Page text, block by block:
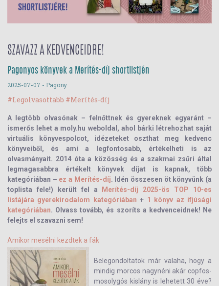
SZAVAZZ A KEDVENCEIDRE!
Pagonyos könyvek a Merítés-díj shortlistjén
2025-07-07 - Pagony
#Legolvasottabb #Merítés-díj
A legtöbb olvasónak – felnőttnek és gyereknek egyaránt –
ismerős lehet a moly.hu weboldal, ahol bárki létrehozhat saját
virtuális könyvespolcot, idézeteket oszthat meg kedvenc
könyveiből, és ami a legfontosabb, értékelheti is az
olvasmányait. 2014 óta a közösség és a szakmai zsűri által
legmagasabbra értékelt könyvek díjat is kapnak, több
kategóriában – ez a Merítés-díj. Idén összesen öt könyvünk (a
toplista fele!) került fel a
Merítés-díj 2025-ös TOP 10-es
listájára gyerekirodalom kategóriában+ 1 könyv az ifjúsági
kategóriában. Olvass tovább, és szoríts a kedvenceidnek! Ne
felejts el szavazni sem!
Amikor mesélni kezdtek a fák
Belegondoltatok már valaha, hogy a
mindig morcos nagynéni akár copfos-
mosolygós kislány is lehetett 30 éve?